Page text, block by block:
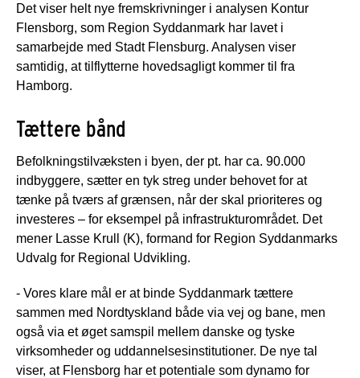
Det viser helt nye fremskrivninger i analysen Kontur
Flensborg, som Region Syddanmark har lavet i
samarbejde med Stadt Flensburg. Analysen viser
samtidig, at tilflytterne hovedsagligt kommer til fra
Hamborg.
Tættere bånd
Befolkningstilvæksten i byen, der pt. har ca. 90.000
indbyggere, sætter en tyk streg under behovet for at
tænke på tværs af grænsen, når der skal prioriteres og
investeres – for eksempel på infrastrukturområdet. Det
mener Lasse Krull (K), formand for Region Syddanmarks
Udvalg for Regional Udvikling.
- Vores klare mål er at binde Syddanmark tættere
sammen med Nordtyskland både via vej og bane, men
også via et øget samspil mellem danske og tyske
virksomheder og uddannelsesinstitutioner. De nye tal
viser, at Flensborg har et potentiale som dynamo for